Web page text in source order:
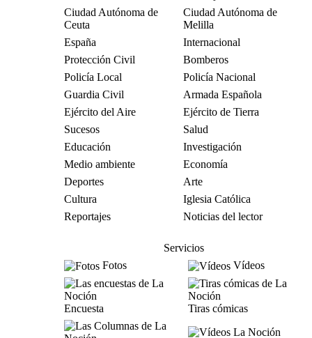
Ciudad Autónoma de
Ceuta
Ciudad Autónoma de
Melilla
España
Internacional
Protección Civil
Bomberos
Policía Local
Policía Nacional
Guardia Civil
Armada Española
Ejército del Aire
Ejército de Tierra
Sucesos
Salud
Educación
Investigación
Medio ambiente
Economía
Deportes
Arte
Cultura
Iglesia Católica
Reportajes
Noticias del lector
Servicios
Fotos
Vídeos
Encuesta Tiras cómicas